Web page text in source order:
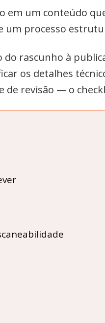
um conteúdo
um processo
rascunho à
os detalhes
revisão — o